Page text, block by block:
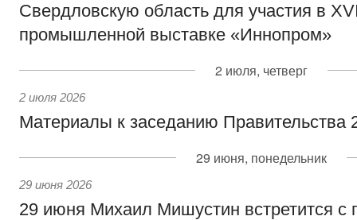
Свердловскую область для участия в
промышленной выставке «Иннопром»
2 июля, четверг
2 июля 2026
Материалы к заседанию Правительства
29 июня, понедельник
29 июня 2026
29 июня Михаил Мишустин встретится с